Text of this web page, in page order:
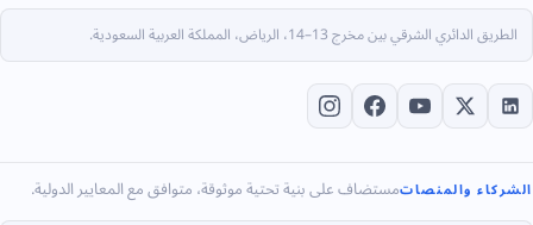
الطريق الدائري الشرقي بين مخرج 13–14، الرياض، المملكة العربية السعودية.
الشركاء والمنصاتمستضاف على بنية تحتية موثوقة، متوافق مع المعايير الدولية.